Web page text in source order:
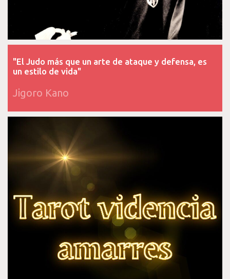
"El Judo más que un arte de ataque y defensa, es
un estilo de vida"
Jigoro Kano